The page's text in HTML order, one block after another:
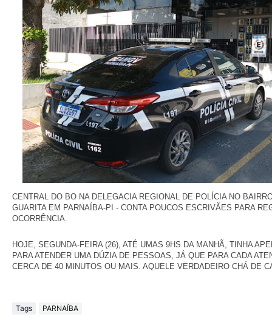
CENTRAL DO BO NA DELEGACIA REGIONAL DE POLÍCIA NO
GUARITA EM PARNAÍBA-PI - CONTA POUCOS ESCRIVÃES PARA
OCORRÊNCIA.
HOJE, SEGUNDA-FEIRA (26), ATÉ UMAS 9HS DA MANHÃ, TINHA
PARA ATENDER UMA DÚZIA DE PESSOAS, JÁ QUE PARA CADA
CERCA DE 40 MINUTOS OU MAIS. AQUELE VERDADEIRO CHÁ DE
Tags PARNAÍBA